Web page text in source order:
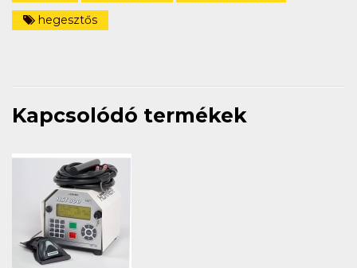
hegesztős
Kapcsolódó termékek